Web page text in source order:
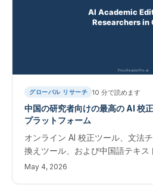
グローバル リサーチ 10 分で読めます
中国の研究者向けの最高の AI 校
プラットフォーム
オンライン AI 校正ツール、文法
換えツール、および中国語テキス
ザー。 NSFC、SCI、および
May 4, 2026